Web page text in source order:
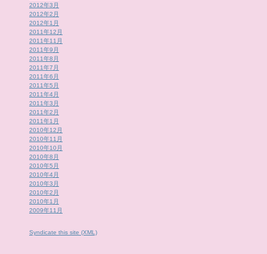
2012年3月
2012年2月
2012年1月
2011年12月
2011年11月
2011年9月
2011年8月
2011年7月
2011年6月
2011年5月
2011年4月
2011年3月
2011年2月
2011年1月
2010年12月
2010年11月
2010年10月
2010年8月
2010年5月
2010年4月
2010年3月
2010年2月
2010年1月
2009年11月
Syndicate this site (XML)